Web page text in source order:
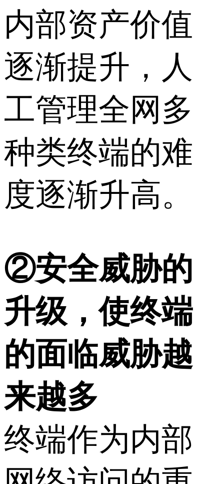
内部资产价值
逐渐提升，人
工管理全网多
种类终端的难
度逐渐升高。
②安全威胁的
升级，使终端
的面临威胁越
来越多
终端作为内部